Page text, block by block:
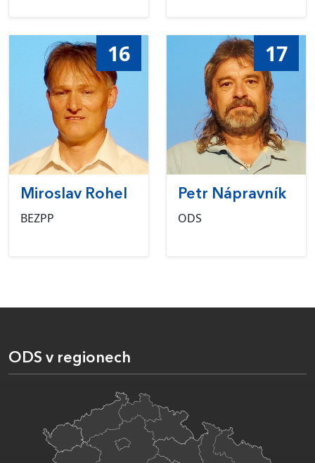
16
Miroslav Rohel
BEZPP
17
Petr Nápravník
ODS
ODS v regionech